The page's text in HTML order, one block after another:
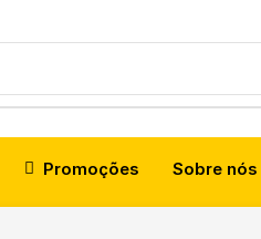
Promoções Sobre nós